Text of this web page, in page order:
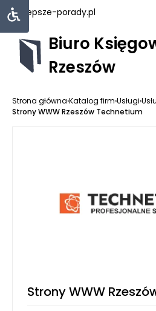
najlepsze-porady.pl
Biuro
Rzeszów
Strona główna›Katalog firm›Usługi›
Strony WWW Rzeszów Technetium
Strony WWW